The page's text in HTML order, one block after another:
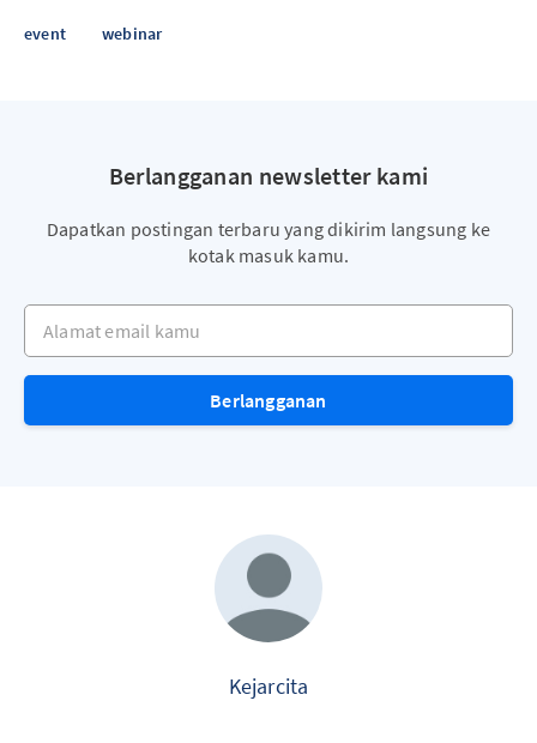
event webinar
Berlangganan newsletter kami
Dapatkan postingan terbaru yang dikirim langsung ke
kotak masuk kamu.
Alamat email kamu
Berlangganan
Kejarcita